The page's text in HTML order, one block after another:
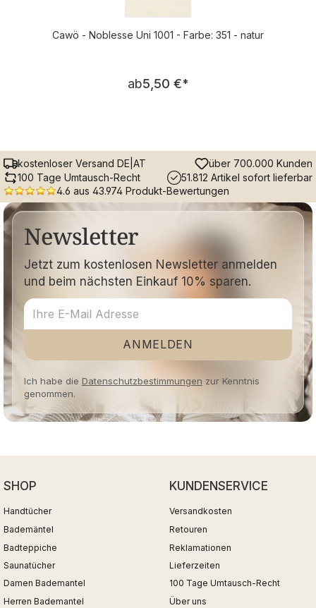
Cawö - Noblesse Uni 1001 - Farbe: 351 - natur
Regulärer Preis:
ab5,50 €*
kostenloser Versand DE|AT
über 700.000 Kunden
100 Tage Umtausch-Recht
51.812 Artikel sofort lieferbar
4.6 aus 43.974 Produkt-Bewertungen
Newsletter
Jetzt zum kostenlosen Newsletter anmelden
und beim nächsten Einkauf 10% sparen.
ANMELDEN
Ich habe die Datenschutzbestimmungen zur Kenntnis
genommen.
SHOP
Handtücher
Bademäntel
Badteppiche
Saunatücher
Damen Bademantel
Herren Bademantel
KUNDENSERVICE
Versandkosten
Retouren
Reklamationen
Lieferzeiten
100 Tage Umtausch-Recht
Über uns